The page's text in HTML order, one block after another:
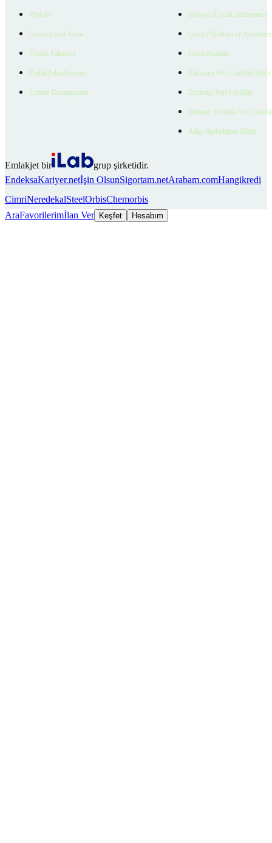
Projeler
Ücretsiz İlan Verin
Üyelik Paketleri
EmlakZeka Asistan
Uzman Danışmanlar
Bireysel Üyelik Sözleşmesi
Çerez Politikası ve
Çerez Ayarları
Kullanıcı Veri Gizliliği
Ziyaretçi Veri Gizliliği
Müşteri Yetkilisi Veri
Aday Aydınlatma Metni
Emlakjet bir
grup şirketidir.
EndeksaKariyer.netİşin OlsunSigortam.netArabam.comHangikredi
CimriNeredekalSteelOrbisChemorbis
AraFavorilerimİlan Ver Keşfet Hesabım